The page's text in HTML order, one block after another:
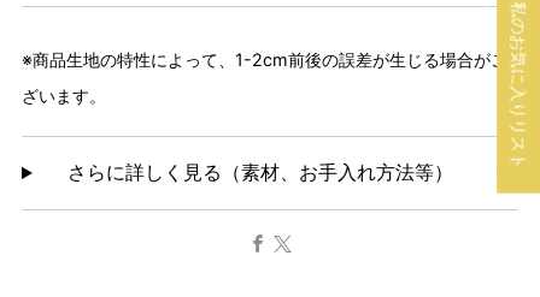
※商品生地の特性によって、1-2cm前後の誤差が生じる場合がご
ざいます。
さらに詳しく見る（素材、お手入れ方法等）
私のお気に入りリスト